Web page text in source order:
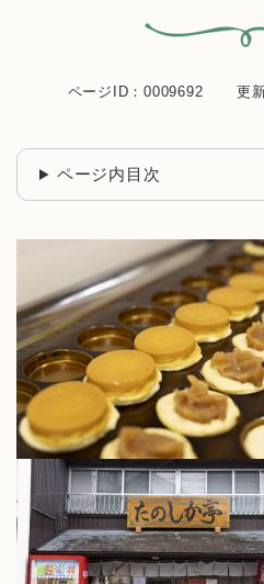
ページID：0009692 更
ページ内目次